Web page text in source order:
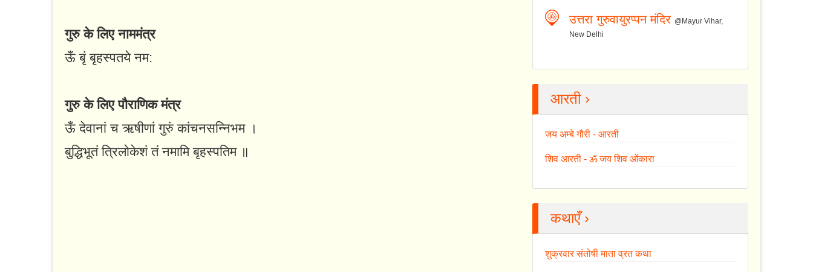
गुरु के लिए नाममंत्र
ऊँ बृं बृहस्पतये नम:
गुरु के लिए पौराणिक मंत्र
ऊँ देवानां च ऋषीणां गुरुं कांचनसन्निभम ।
बुद्धिभूतं त्रिलोकेशं तं नमामि बृहस्पतिम ॥
उत्तरा गुरुवायुरप्पन मंदिर @Mayur Vihar,
New Delhi
आरती ›
जय अम्बे गौरी - आरती
शिव आरती - ॐ जय शिव ओंकारा
कथाएँ ›
शुक्रवार संतोषी माता व्रत कथा